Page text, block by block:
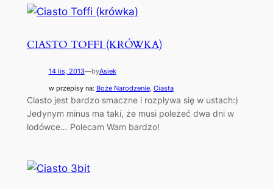
CIASTO TOFFI (KRÓWKA)
14 lis, 2013—byAsiek
w przepisy na: Boże Narodzenie, Ciasta
Ciasto jest bardzo smaczne i rozpływa się w ustach:)
Jedynym minus ma taki, że musi poleżeć dwa dni w
lodówce… Polecam Wam bardzo!